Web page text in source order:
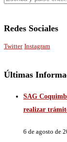
Redes Sociales
Twitter Instagram
Últimas
SAG
realizar
6 de agosto de